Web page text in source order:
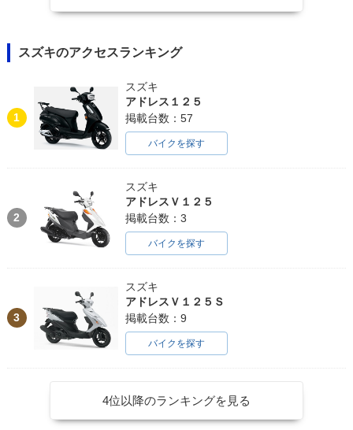
スズキのアクセスランキング
1
スズキ
アドレス１２５
掲載台数：57
バイクを探す
2
スズキ
アドレスＶ１２５
掲載台数：3
バイクを探す
3
スズキ
アドレスＶ１２５Ｓ
掲載台数：9
バイクを探す
4位以降のランキングを見る